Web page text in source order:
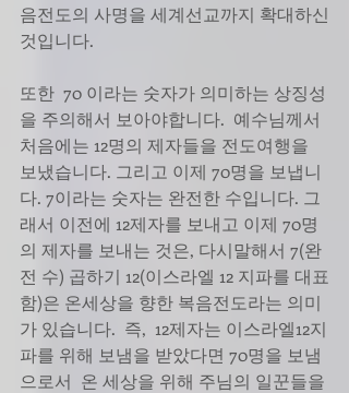
음전도의 사명을 세계선교까지 확대하신
것입니다.
또한  70 이라는 숫자가 의미하는 상징성
을 주의해서 보아야합니다.  예수님께서
처음에는 12명의 제자들을 전도여행을
보냈습니다. 그리고 이제 70명을 보냅니
다. 7이라는 숫자는 완전한 수입니다. 그
래서 이전에 12제자를 보내고 이제 70명
의 제자를 보내는 것은, 다시말해서 7(완
전 수) 곱하기 12(이스라엘 12 지파를 대표
함)은 온세상을 향한 복음전도라는 의미
가 있습니다.  즉,  12제자는 이스라엘12지
파를 위해 보냄을 받았다면 70명을 보냄
으로서  온 세상을 위해 주님의 일꾼들을